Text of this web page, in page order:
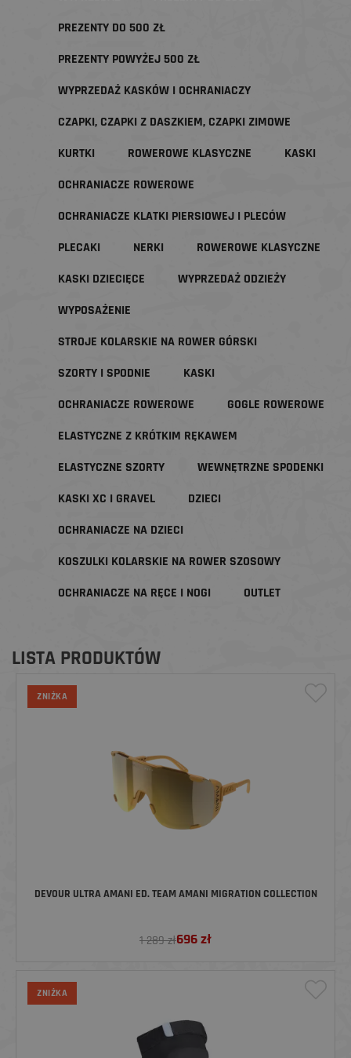
PREZENTY DO 500 ZŁ
PREZENTY POWYŻEJ 500 ZŁ
WYPRZEDAŻ KASKÓW I OCHRANIACZY
CZAPKI, CZAPKI Z DASZKIEM, CZAPKI ZIMOWE
KURTKI
ROWEROWE KLASYCZNE
KASKI
OCHRANIACZE ROWEROWE
OCHRANIACZE KLATKI PIERSIOWEJ I PLECÓW
PLECAKI
NERKI
ROWEROWE KLASYCZNE
KASKI DZIECIĘCE
WYPRZEDAŻ ODZIEŻY
WYPOSAŻENIE
STROJE KOLARSKIE NA ROWER GÓRSKI
SZORTY I SPODNIE
KASKI
OCHRANIACZE ROWEROWE
GOGLE ROWEROWE
ELASTYCZNE Z KRÓTKIM RĘKAWEM
ELASTYCZNE SZORTY
WEWNĘTRZNE SPODENKI
KASKI XC I GRAVEL
DZIECI
OCHRANIACZE NA DZIECI
KOSZULKI KOLARSKIE NA ROWER SZOSOWY
OCHRANIACZE NA RĘCE I NOGI
OUTLET
LISTA PRODUKTÓW
ZNIŻKA
DEVOUR ULTRA AMANI ED. TEAM AMANI MIGRATION COLLECTION
1 289 zł696zł
ZNIŻKA